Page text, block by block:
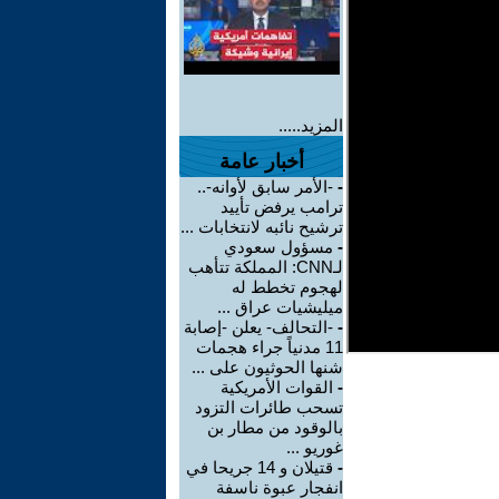
المزيد.....
أخبار عامة
- -الأمر سابق لأوانه-..
ترامب يرفض تأييد
ترشيح نائبه لانتخابات ...
- مسؤول سعودي
لـCNN: المملكة تتأهب
لهجوم تخطط له
ميليشيات عراق ...
- -التحالف- يعلن -إصابة
11 مدنياً جراء هجمات
شنها الحوثيون على ...
- القوات الأمريكية
تسحب طائرات التزود
بالوقود من مطار بن
غوريو ...
-
قتيلان و 14 جريحا في
انفجار عبوة ناسفة